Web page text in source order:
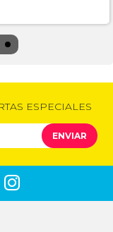
ESPECIALES
ENVIAR
